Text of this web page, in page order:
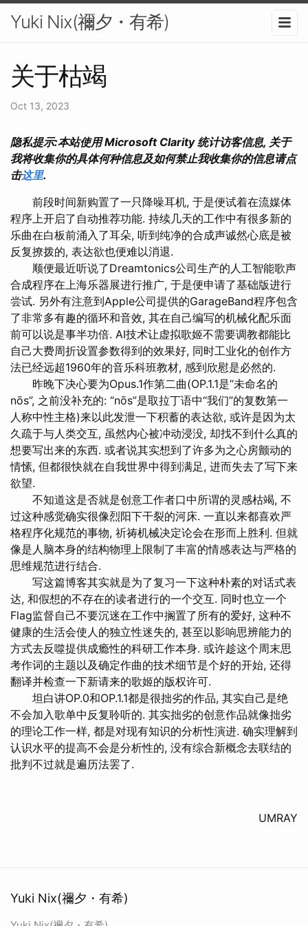
Yuki Nix(禰夕・有希)
关于枯竭
Oct 13, 2023
隐私提示:本站使用 Microsoft Clarity 统计访客信息, 关于
我将收集你的具体何种信息及如何禁止我收集你的信息请点
击这里.
前段时间新购置了一只降噪耳机, 于是便试着在流媒体
程序上开启了自动推荐功能. 持续几天的工作中有很多新的
乐曲在白板前涌入了耳朵, 听到纯净的合成声诚然心底是被
反复撩拨的, 表达欲也便难以消退.
顺便最近听说了Dreamtonics公司生产的人工智能歌声
合成程序在上海乐器展进行推广, 于是便申请了基础版进行
尝试. 另外有注意到Apple公司提供的GarageBand程序包含
了非常多有趣的循环和音效, 其在自己编写的机械化配乐面
前可以说是事半功倍. AI技术让虚拟歌姬不需要调教都能比
自己大费周折设置参数得到的效果好, 同时工业化的创作方
法已经远超1960年的音乐科班教材, 感到欣慰是必然的.
昨晚下决心要为Opus.1作第二曲(OP.1.1是“未命名的
nōs”, 之前没补充的: “nōs”是取拉丁语中“我们”的复数第一
人称中性主格)来以此发泄一下积蓄的表达欲, 或许是因为太
久疏于与人类交互, 虽然内心被冲动浸没, 却找不到什么真的
想要写出来的东西. 或者说其实想到了许多为之心房颤动的
情愫, 但都很快就在自我世界中得到满足, 进而失去了写下来
欲望.
不知道这是否就是创意工作者口中所谓的灵感枯竭, 不
过这种感觉确实很像烈阳下干裂的河床. 一直以来都喜欢严
格程序化规范的事物, 祈祷机械决定论会在形而上胜利. 但就
像是人脑本身的结构物理上限制了丰富的情感表达与严格的
思维规范进行结合.
写这篇博客其实就是为了复习一下这种朴素的对话式表
达, 和假想的不存在的读者进行的一个交互. 同时也立一个
Flag监督自己不要沉迷在工作中搁置了所有的爱好, 这种不
健康的生活会使人的独立性迷失的, 甚至以影响思辨能力的
方式去反噬提供成瘾性的科研工作本身. 或许趁这个周末思
考作词的主题以及确定作曲的技术细节是个好的开始, 还得
翻译并检查一下新请来的歌姬的版权许可.
坦白讲OP.0和OP.1.1都是很拙劣的作品, 其实自己是绝
不会加入歌单中反复聆听的. 其实拙劣的创意作品就像拙劣
的理论工作一样, 都是对现有知识的分析性演进. 确实理解到
认识水平的提高不会是分析性的, 没有综合新概念去联结的
批判不过就是遍历法罢了.
UMRAY
Yuki Nix(禰夕・有希)